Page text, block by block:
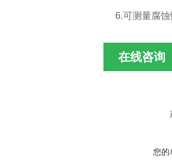
6.可测量腐
在线咨询
您的